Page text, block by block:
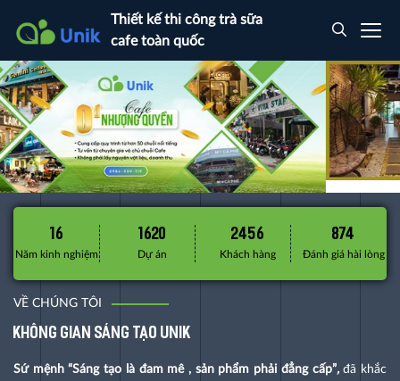
Thiết kế thi công trà sữa
cafe toàn quốc
16
Năm kinh nghiệm
1620
Dự án
2456
Khách hàng
874
Đánh giá hài lòng
VỀ CHÚNG TÔI
Không gian sáng tạo UNIK
Sứ mệnh “Sáng tạo là đam mê , sản phẩm phải đẳng cấp”,đã khắc